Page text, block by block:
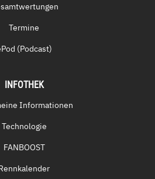
Termine
(Podcast)
INFOTHEK
Informationen
Technologie
FANBOOST